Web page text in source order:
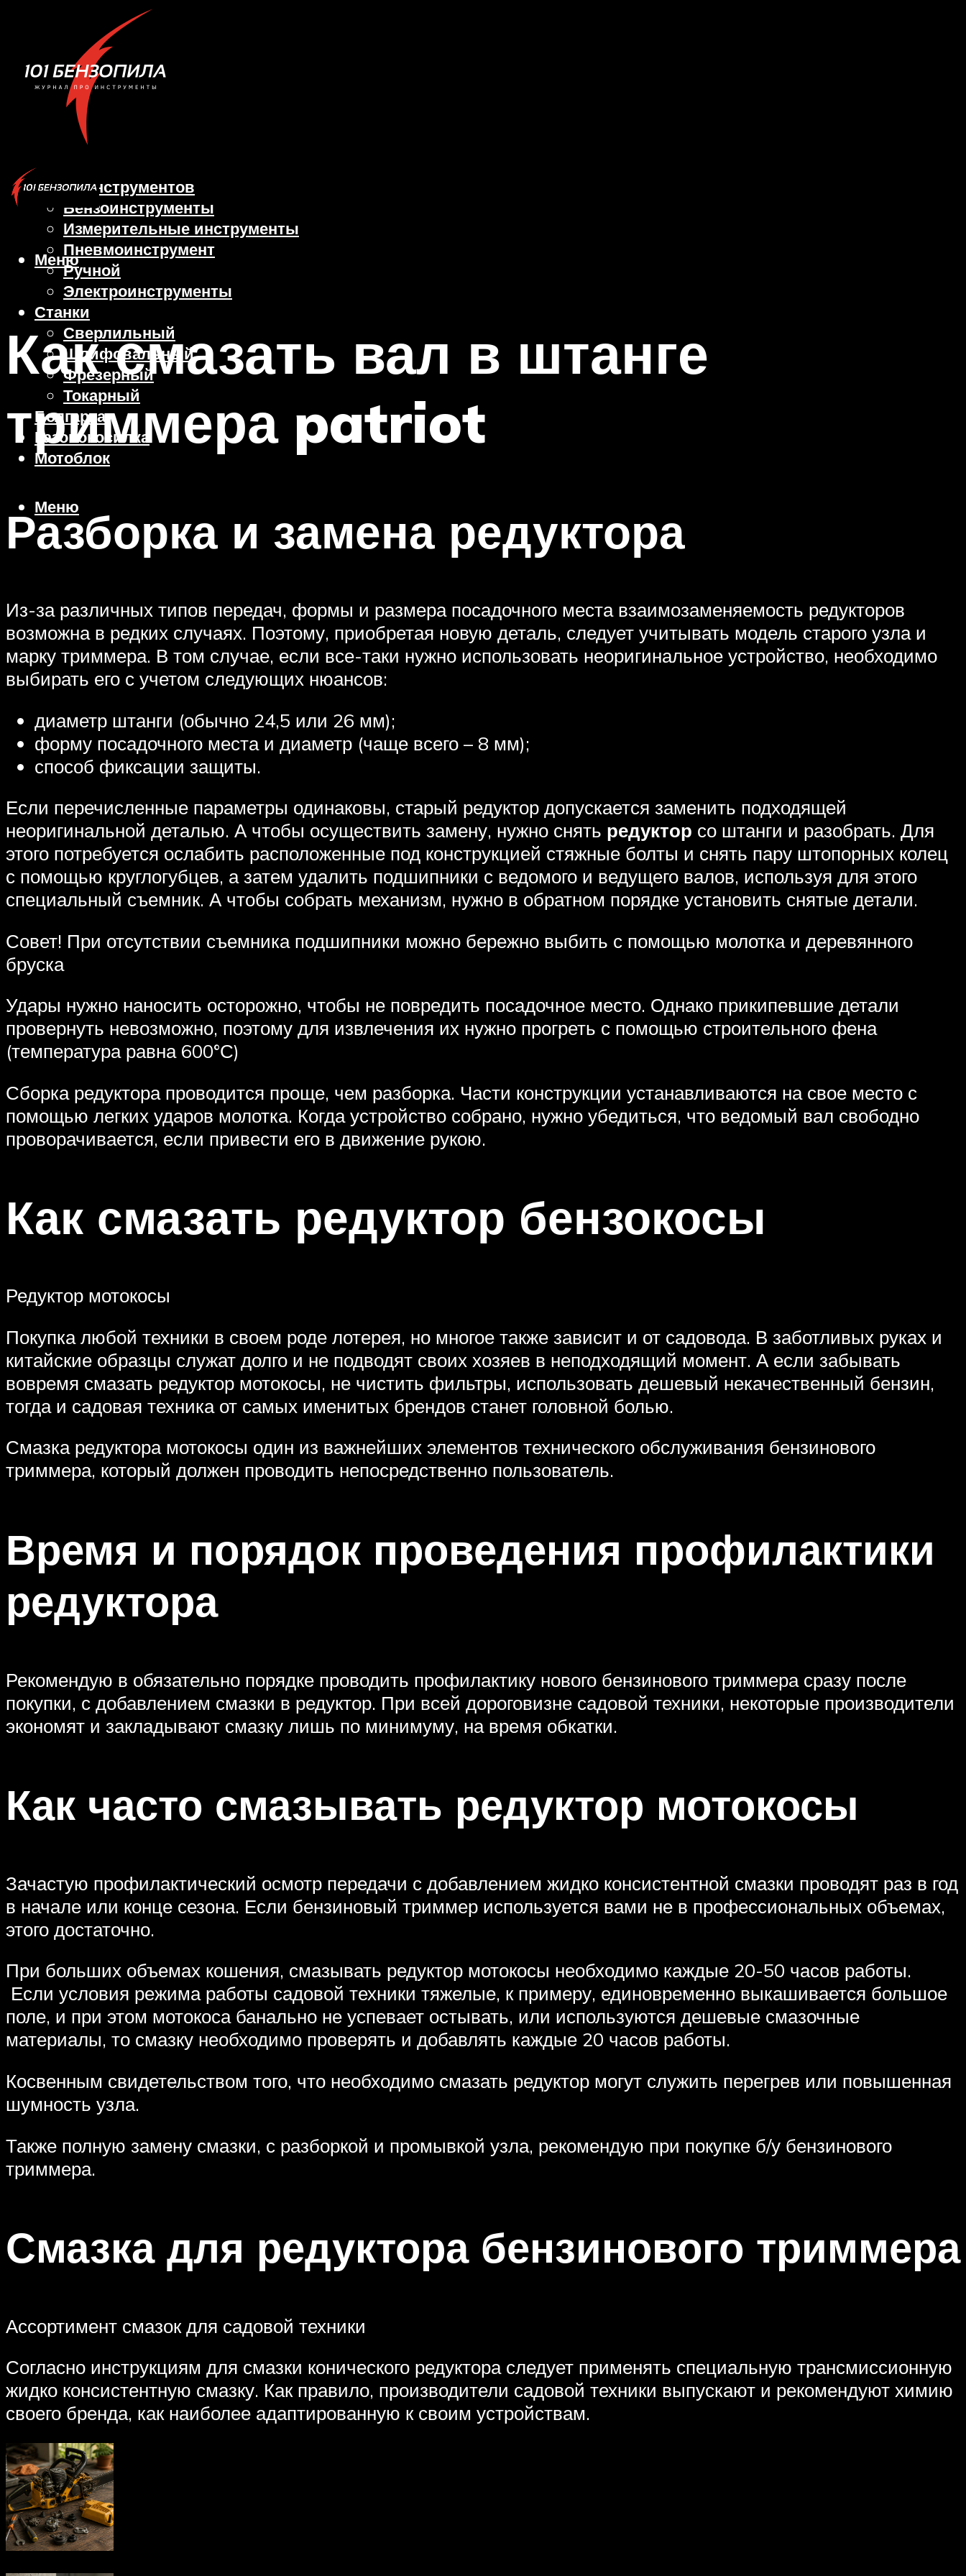
Виды инструментов
Бензоинструменты
Измерительные инструменты
Пневмоинструмент
Ручной
Электроинструменты
Станки
Сверлильный
Шлифовальный
Фрезерный
Токарный
Болгарка
Газонокосилка
Мотоблок
Меню
Меню
Как смазать вал в штанге
триммера patriot
Разборка и замена редуктора
Из-за различных типов передач, формы и размера посадочного места взаимозаменяемость редукторов
возможна в редких случаях. Поэтому, приобретая новую деталь, следует учитывать модель старого узла и
марку триммера. В том случае, если все-таки нужно использовать неоригинальное устройство, необходимо
выбирать его с учетом следующих нюансов:
диаметр штанги (обычно 24,5 или 26 мм);
форму посадочного места и диаметр (чаще всего – 8 мм);
способ фиксации защиты.
Если перечисленные параметры одинаковы, старый редуктор допускается заменить подходящей
неоригинальной деталью. А чтобы осуществить замену, нужно снять редуктор со штанги и разобрать. Для
этого потребуется ослабить расположенные под конструкцией стяжные болты и снять пару штопорных колец
с помощью круглогубцев, а затем удалить подшипники с ведомого и ведущего валов, используя для этого
специальный съемник. А чтобы собрать механизм, нужно в обратном порядке установить снятые детали.
Совет! При отсутствии съемника подшипники можно бережно выбить с помощью молотка и деревянного
бруска
Удары нужно наносить осторожно, чтобы не повредить посадочное место. Однако прикипевшие детали
провернуть невозможно, поэтому для извлечения их нужно прогреть с помощью строительного фена
(температура равна 600°С)
Сборка редуктора проводится проще, чем разборка. Части конструкции устанавливаются на свое место с
помощью легких ударов молотка. Когда устройство собрано, нужно убедиться, что ведомый вал свободно
проворачивается, если привести его в движение рукою.
Как смазать редуктор бензокосы
Редуктор мотокосы
Покупка любой техники в своем роде лотерея, но многое также зависит и от садовода. В заботливых руках и
китайские образцы служат долго и не подводят своих хозяев в неподходящий момент. А если забывать
вовремя смазать редуктор мотокосы, не чистить фильтры, использовать дешевый некачественный бензин,
тогда и садовая техника от самых именитых брендов станет головной болью.
Смазка редуктора мотокосы один из важнейших элементов технического обслуживания бензинового
триммера, который должен проводить непосредственно пользователь.
Время и порядок проведения профилактики
редуктора
Рекомендую в обязательно порядке проводить профилактику нового бензинового триммера сразу после
покупки, с добавлением смазки в редуктор. При всей дороговизне садовой техники, некоторые производители
экономят и закладывают смазку лишь по минимуму, на время обкатки.
Как часто смазывать редуктор мотокосы
Зачастую профилактический осмотр передачи с добавлением жидко консистентной смазки проводят раз в год
в начале или конце сезона. Если бензиновый триммер используется вами не в профессиональных объемах,
этого достаточно.
При больших объемах кошения, смазывать редуктор мотокосы необходимо каждые 20-50 часов работы.
Если условия режима работы садовой техники тяжелые, к примеру, единовременно выкашивается большое
поле, и при этом мотокоса банально не успевает остывать, или используются дешевые смазочные
материалы, то смазку необходимо проверять и добавлять каждые 20 часов работы.
Косвенным свидетельством того, что необходимо смазать редуктор могут служить перегрев или повышенная
шумность узла.
Также полную замену смазки, с разборкой и промывкой узла, рекомендую при покупке б/у бензинового
триммера.
Смазка для редуктора бензинового триммера
Ассортимент смазок для садовой техники
Согласно инструкциям для смазки конического редуктора следует применять специальную трансмиссионную
жидко консистентную смазку. Как правило, производители садовой техники выпускают и рекомендуют химию
своего бренда, как наиболее адаптированную к своим устройствам.